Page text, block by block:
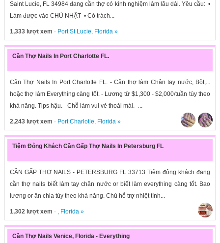
Saint Lucie, FL 34984 đang cần thợ có kinh nghiệm làm lâu dài. Yêu cầu: •
Làm được vào CHỦ NHẬT • Có trách...
1,333 lượt xem · Port St Lucie, Florida»
Cần Thợ Nails In Port Charlotte FL.
Cần Thợ Nails In Port Charlotte FL. - Cần thợ làm Chân tay nước, Bột,...
hoặc thợ làm Everything càng tốt. - Lương từ $1,300 - $2,000/tuần tùy theo
khả năng. Tips hậu. - Chỗ làm vui vẻ thoải mái. -...
2,243 lượt xem · Port Charlotle, Florida»
Tiệm Đông Khách Cần Gấp Thợ Nails In Petersburg FL
CẦN GẤP THỢ NAILS - PETERSBURG FL 33713 Tiệm đông khách đang
cần thợ nails biết làm tay chân nước or biết làm everything càng tốt. Bao
lương or ăn chia tùy theo khả năng. Chủ hỗ trợ nhiệt tình...
1,302 lượt xem · , Florida»
Cần Thợ Nails Venice, Florida - Everything